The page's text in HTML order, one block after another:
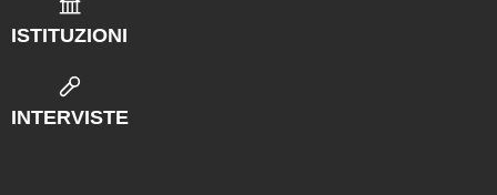
ISTITUZIONI
INTERVISTE